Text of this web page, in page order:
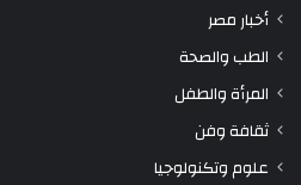
أخبار مصر
الطب والصحة
المرأة والطفل
ثقافة وفن
علوم وتكنولوجيا